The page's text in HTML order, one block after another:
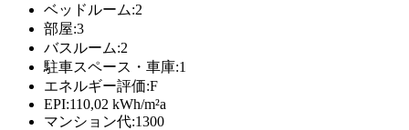
ベッドルーム:2
部屋:3
バスルーム:2
駐車スペース・車庫:1
エネルギー評価:F
EPI:110,02 kWh/m²a
マンション代:1300